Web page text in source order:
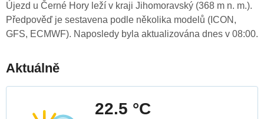
Újezd u Černé Hory leží v kraji Jihomoravský (368 m n. m.).
Předpověď je sestavena podle několika modelů (ICON,
GFS, ECMWF). Naposledy byla aktualizována dnes v 08:00.
Aktuálně
22.5 °C